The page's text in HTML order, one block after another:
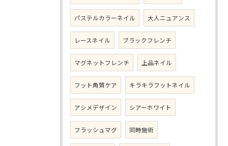
パステルカラーネイル 大人ニュアンス
レースネイル ブラックフレンチ
マグネットフレンチ 上品ネイル
フット角質ケア キラキラフットネイル
アシメデザイン シアーホワイト
フラッシュマグ 同時施術